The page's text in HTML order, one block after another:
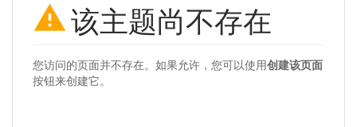
该主题尚不存在
您访问的页面并不存在。如果允许，您可以使用创建该页面
按钮来创建它。